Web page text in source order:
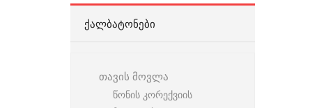
ᲥᲐᲚᲑᲐᲢᲝᲜᲔᲑᲘ
თავის მოვლა
წონის კორექვიის